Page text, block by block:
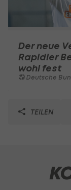
Der neue
Rapidler
wohl fest
Deutsche
TEILEN